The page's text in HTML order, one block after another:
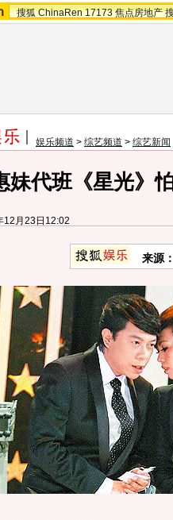
搜狐 ChinaRen 17173 焦点房地产
娱乐频道 > 综艺频道 > 综艺新闻
妹代班《星光》
12月23日12:02
来源